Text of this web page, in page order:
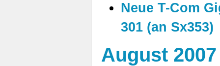
Neue T-Com
301 (an Sx353)
August 2007